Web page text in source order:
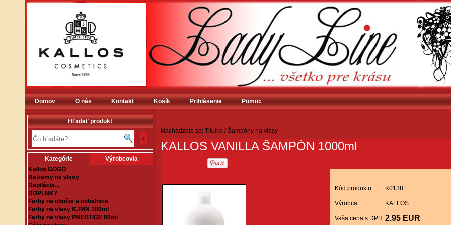
Domov O nás Kontakt Košík Prihlásenie Pomoc
Hľadať produkt
Kategórie
Výrobcovia
Kallos GOGO
Balzamy na vlasy
Depilácia...
DOPLNKY
Farby na obočie a mihalnice
Farby na vlasy KJMN 100ml
Farby na vlasy PRESTIGE 60ml
Nachádzate sa: Titulka /Šampóny na vlasy
KALLOS VANILLA ŠAMPÓN 1000ml
Kód produktu: K0138
Výrobca: KALLOS
Vaša cena s DPH:2.95 EUR